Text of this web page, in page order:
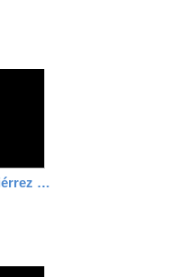
CANVA - Carolina D Gutiérrez Díez